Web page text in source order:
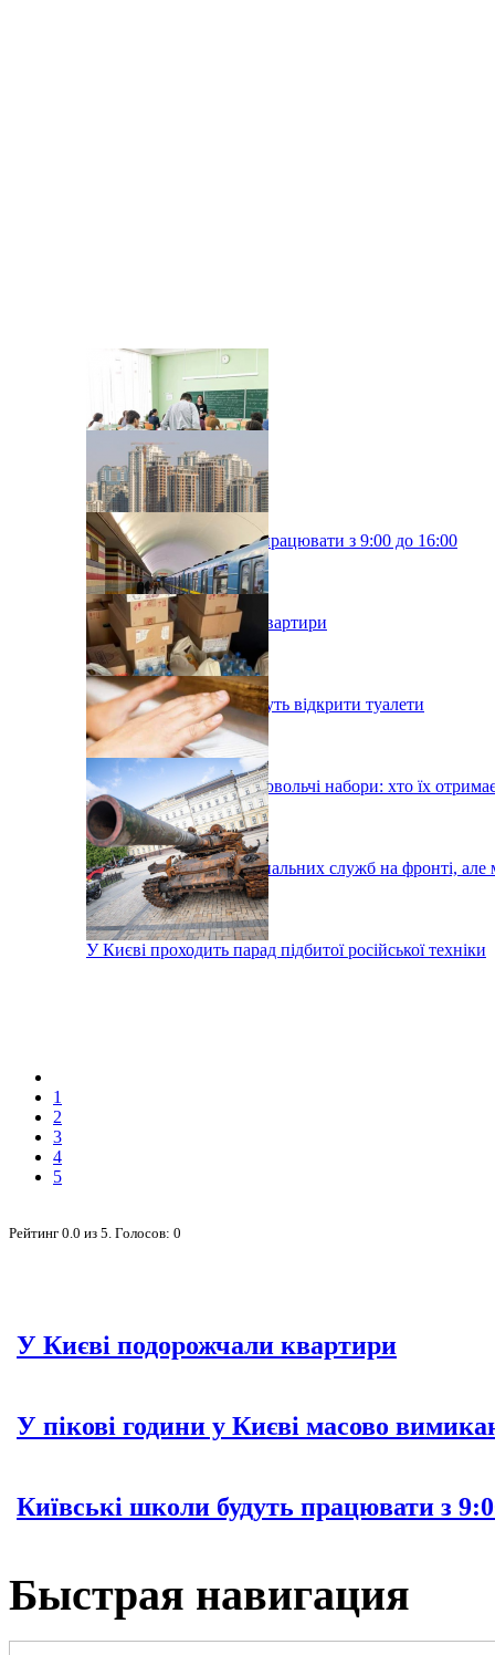
Київські школи будуть працювати з 9:00 до 16:00
У Києві подорожчали квартири
У київському метро хочуть відкрити туалети
У Києві роздадуть продовольчі набори: хто їх
Тисячі робітників комунальних служб на фронті, але
У Києві проходить парад підбитої російської техніки
1
2
3
4
5
Рейтинг 0.0 из 5 . Голосов: 0
У Києві подорожчали квартири
У пікові години у Києві масово
Київські школи будуть працювати з
Быстрая навигация